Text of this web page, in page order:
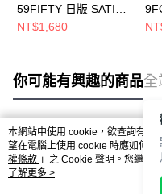
59FIFTY 日版 SATIN
NEW ERA 黑
NT$1,680
你可能有興趣的商品全
熱門標籤
本網站中使用 cookie，欲查詢有關
望在電腦上使用 cookie 時應如何
權條款 」之 Cookie 聲明。您繼續
用條款之 Cookie 聲明使用 cookie。
了解更多 >